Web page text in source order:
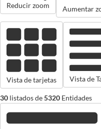
Reducir zoom Aumentar
Vista de tarjetas Vista de
30 listados de5320 Entidades